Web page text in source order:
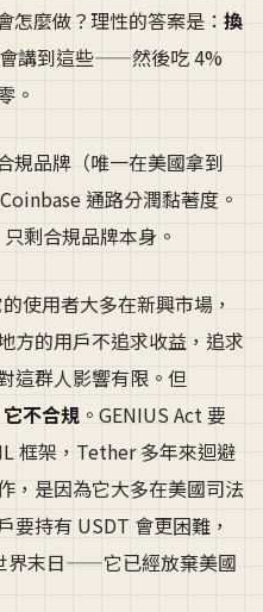
怎麼做？理性的答案是： 換
講到這些——然後吃 4%
。
規品牌（唯一在美國拿到
通路分潤黏著度。
剩合規品牌本身。
使用者大多在新興市場，
的用戶不追求收益，追求
這群人影響有限。但
它不合規 。GENIUS Act 要
框架，Tether 多年來迴避
，是因為它大多在美國司法
要持有 USDT 會更困難，
界末日——它已經放棄美國